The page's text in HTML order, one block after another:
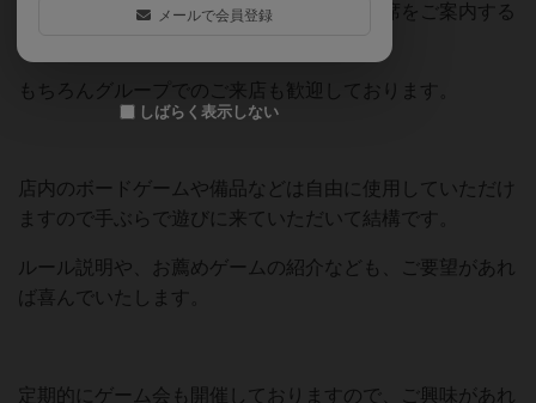
１～２名などの少人数でご来店の場合は相席をご案内する
もちろんグループでのご来店も歓迎しております。
店内のボードゲームや備品などは自由に使用していただけ
ますので手ぶらで遊びに来ていただいて結構です。
ルール説明や、お薦めゲームの紹介なども、ご要望があれ
ば喜んでいたします。
定期的にゲーム会も開催しておりますので、ご興味があれ
メールで会員登録
しばらく表示しない